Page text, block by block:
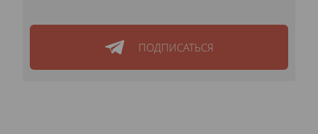
ПОДПИСАТЬСЯ